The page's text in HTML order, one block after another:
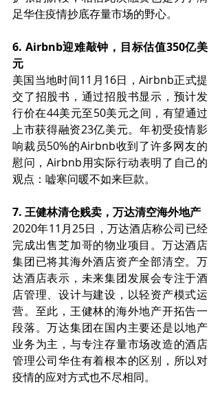
足华住疫情抄底存量市场的野心。
6. Airbnb迎难敲钟，目标估值350亿美
元
美国当地时间11月16日，Airbnb正式提
交了招股书，通过招股书显示，预计发
行价在44美元至50美元之间，有望通过
上市获得融资23亿美元。年初受疫情影
响裁员50%的Airbnb收到了许多网友的
慰问，Airbnb用实际行动表明了自己的
观点：嘘寒问暖不如来巨款。
7. 王健林清仓贱卖，万达清空海外地产
2020年11月25日，万达酒店称公司已经
完成出售芝加哥的物业项目。万达酒店
集团已将其海外酒店资产全部清空。万
达酒店表示，未来集团发展会专注于酒
店管理、设计与建设，以轻资产模式运
营。至此，王健林的海外地产开拓告一
段落。万达集团在国内主要还是以地产
业务为主，与专注存量市场改造的酒店
管理公司华住有着根本的区别，所以对
疫情的应对方式也不尽相同。